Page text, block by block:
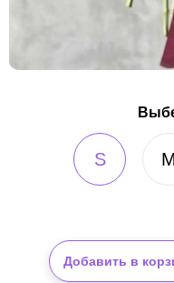
S M
Добавить в